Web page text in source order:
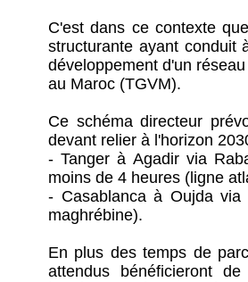
C'est dans ce contexte
structurante ayant conduit
développement d'un
au Maroc (TGVM).
Ce schéma directeur
devant relier à l'horizon
- Tanger à Agadir via
moins de 4 heures (ligne
- Casablanca à Oujda
maghrébine).
En plus des temps de
attendus bénéficieront